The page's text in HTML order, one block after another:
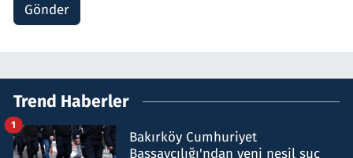
Gönder
Trend Haberler
Bakırköy Cumhuriyet
Başsavcılığı'ndan yeni nesil suç
1